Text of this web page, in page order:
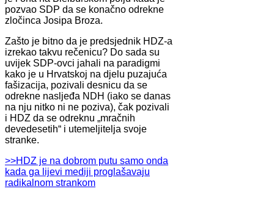
pozvao SDP da se konačno odrekne
zločinca Josipa Broza.
Zašto je bitno da je predsjednik HDZ-a
izrekao takvu rečenicu? Do sada su
uvijek SDP-ovci jahali na paradigmi
kako je u Hrvatskoj na djelu puzajuća
fašizacija, pozivali desnicu da se
odrekne nasljeđa NDH (iako se danas
na nju nitko ni ne poziva), čak pozivali
i HDZ da se odreknu „mračnih
devedesetih“ i utemeljitelja svoje
stranke.
>>HDZ je na dobrom putu samo onda
kada ga lijevi mediji proglašavaju
radikalnom strankom